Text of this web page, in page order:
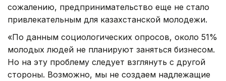
сожалению, предпринимательство еще не стало
привлекательным для казахстанской молодежи.
«По данным социологических опросов, около 51%
молодых людей не планируют заняться бизнесом.
Но на эту проблему следует взглянуть с другой
стороны. Возможно, мы не создаем надлежащие